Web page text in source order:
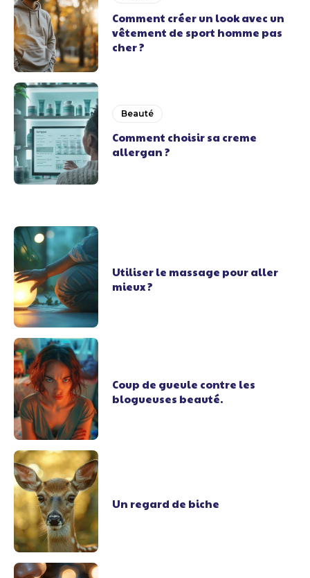
Comment créer un look avec un
vêtement de sport homme pas
cher ?
Beauté
Comment choisir sa creme
allergan ?
Utiliser le massage pour aller
mieux ?
Coup de gueule contre les
blogueuses beauté.
Un regard de biche